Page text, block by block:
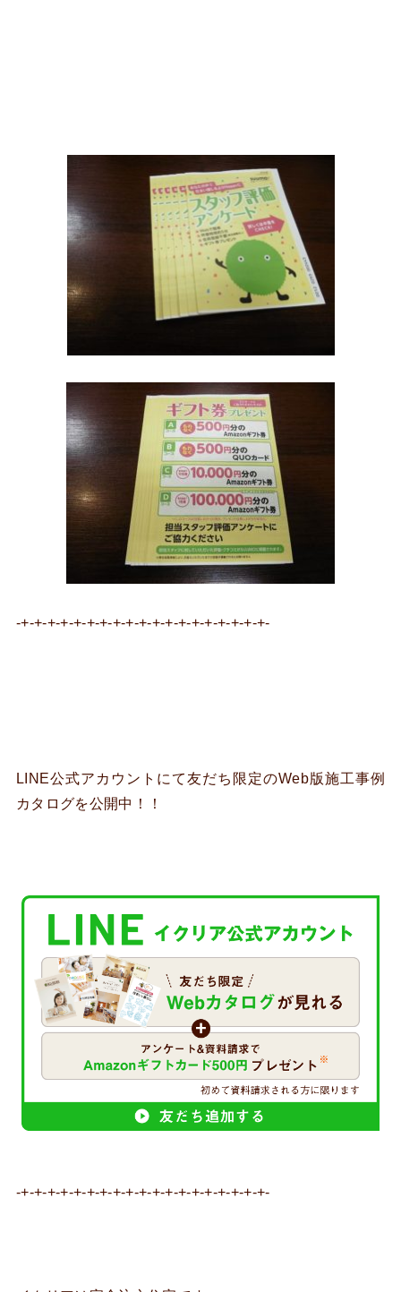
-+-+-+-+-+-+-+-+-+-+-+-+-+-+-+-+-+-+-+-
LINE公式アカウントにて友だち限定のWeb版施工事例
カタログを公開中！！
-+-+-+-+-+-+-+-+-+-+-+-+-+-+-+-+-+-+-+-